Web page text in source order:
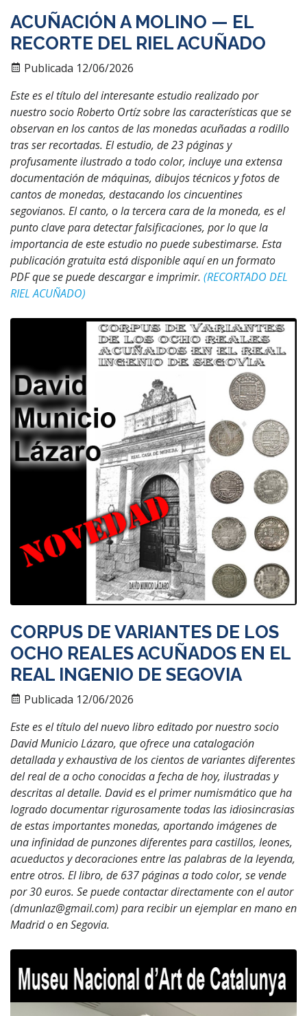
ACUÑACIÓN A MOLINO — EL
RECORTE DEL RIEL ACUÑADO
Publicada 12/06/2026
Este es el título del interesante estudio realizado por
nuestro socio Roberto Ortíz sobre las características que se
observan en los cantos de las monedas acuñadas a rodillo
tras ser recortadas. El estudio, de 23 páginas y
profusamente ilustrado a todo color, incluye una extensa
documentación de máquinas, dibujos técnicos y fotos de
cantos de monedas, destacando los cincuentines
segovianos. El canto, o la tercera cara de la moneda, es el
punto clave para detectar falsificaciones, por lo que la
importancia de este estudio no puede subestimarse. Esta
publicación gratuita está disponible aquí en un formato
PDF que se puede descargar e imprimir. (RECORTADO DEL
RIEL ACUÑADO)
CORPUS DE VARIANTES DE LOS
OCHO REALES ACUÑADOS EN EL
REAL INGENIO DE SEGOVIA
Publicada 12/06/2026
Este es el título del nuevo libro editado por nuestro socio
David Municio Lázaro, que ofrece una catalogación
detallada y exhaustiva de los cientos de variantes diferentes
del real de a ocho conocidas a fecha de hoy, ilustradas y
descritas al detalle. David es el primer numismático que ha
logrado documentar rigurosamente todas las idiosincrasias
de estas importantes monedas, aportando imágenes de
una infinidad de punzones diferentes para castillos, leones,
acueductos y decoraciones entre las palabras de la leyenda,
entre otros. El libro, de 637 páginas a todo color, se vende
por 30 euros. Se puede contactar directamente con el autor
(dmunlaz@gmail.com) para recibir un ejemplar en mano en
Madrid o en Segovia.